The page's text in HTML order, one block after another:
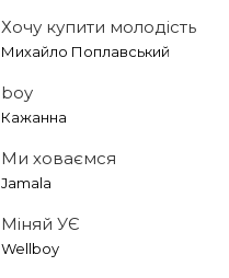
Хочу купити молодість
Михайло Поплавський
boy
Кажанна
Ми ховаємся
Jamala
Міняй УЄ
Wellboy